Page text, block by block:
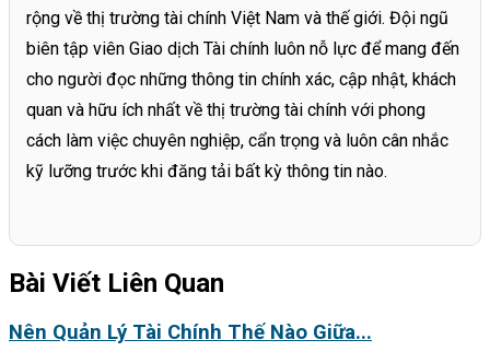
rộng về thị trường tài chính Việt Nam và thế giới. Đội ngũ
biên tập viên Giao dịch Tài chính luôn nỗ lực để mang đến
cho người đọc những thông tin chính xác, cập nhật, khách
quan và hữu ích nhất về thị trường tài chính với phong
cách làm việc chuyên nghiệp, cẩn trọng và luôn cân nhắc
kỹ lưỡng trước khi đăng tải bất kỳ thông tin nào.
Bài Viết Liên Quan
Nên Quản Lý Tài Chính Thế Nào Giữa...